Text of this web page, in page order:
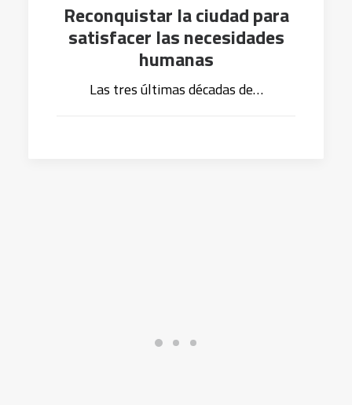
Reconquistar la ciudad para
satisfacer las necesidades
humanas
Las tres últimas décadas de…